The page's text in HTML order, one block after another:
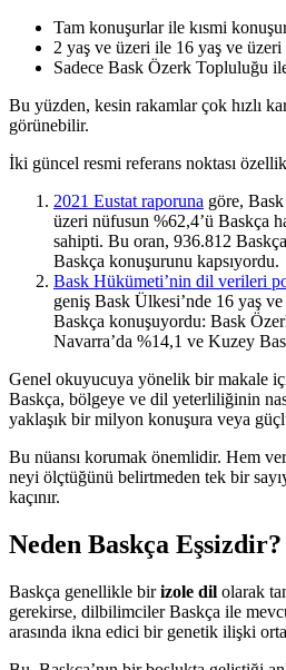
Tam konuşurlar ile kısmi
2 yaş ve üzeri ile 16 yaş ve üzeri
Sadece Bask Özerk Topluluğu
Bu yüzden, kesin rakamlar çok hızlı
görünebilir.
İki güncel resmi referans noktası
2021 Eustat raporuna göre,
üzeri nüfusun %62,4’ü Baskça
sahipti. Bu oran, 936.812
Baskça konuşurunu kapsıyordu.
Bask Hükümeti’nin dil verileri
geniş Bask Ülkesi’nde 16 yaş
Baskça konuşuyordu: Bask
Navarra’da %14,1 ve Kuzey
Genel okuyucuya yönelik bir makale
Baskça, bölgeye ve dil yeterliliğinin
yaklaşık bir milyon konuşura veya
Bu nüansı korumak önemlidir. Hem
neyi ölçtüğünü belirtmeden tek bir
kaçınır.
Neden Baskça Eşsizdir?
Baskça genellikle birizole dil olarak
gerekirse, dilbilimciler Baskça ile
arasında ikna edici bir genetik ilişki